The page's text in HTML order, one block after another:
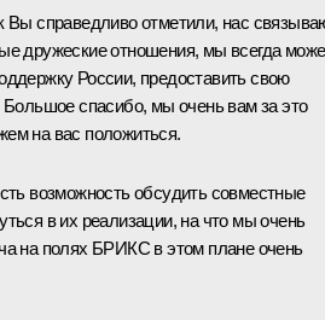
Вы справедливо отметили, нас
дружеские отношения, мы всегда
России, предоставить свою
Большое спасибо, мы очень вам за это
на вас положиться.
возможность обсудить совместные
в их реализации, на что мы очень
на полях БРИКС в этом плане очень